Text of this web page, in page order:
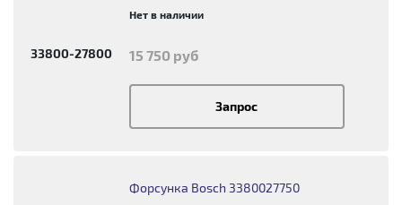
33800-27800
Нет в наличии
15 750 руб
Запрос
Форсунка Bosch 3380027750